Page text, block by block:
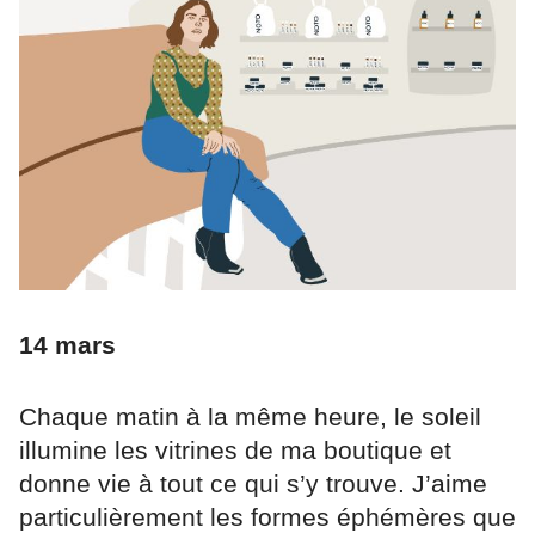
14 mars
Chaque matin à la même heure, le soleil
illumine les vitrines de ma boutique et
donne vie à tout ce qui s’y trouve. J’aime
particulièrement les formes éphémères que